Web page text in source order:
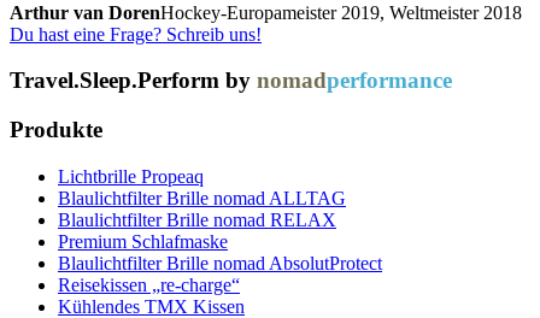
Arthur van DorenHockey-Europameister 2019, Weltmeister 2018
Du hast eine Frage? Schreib uns!
Travel.Sleep.Perform by nomadperformance
Produkte
Lichtbrille Propeaq
Blaulichtfilter Brille nomad ALLTAG
Blaulichtfilter Brille nomad RELAX
Premium Schlafmaske
Blaulichtfilter Brille nomad AbsolutProtect
Reisekissen „re-charge“
Kühlendes TMX Kissen